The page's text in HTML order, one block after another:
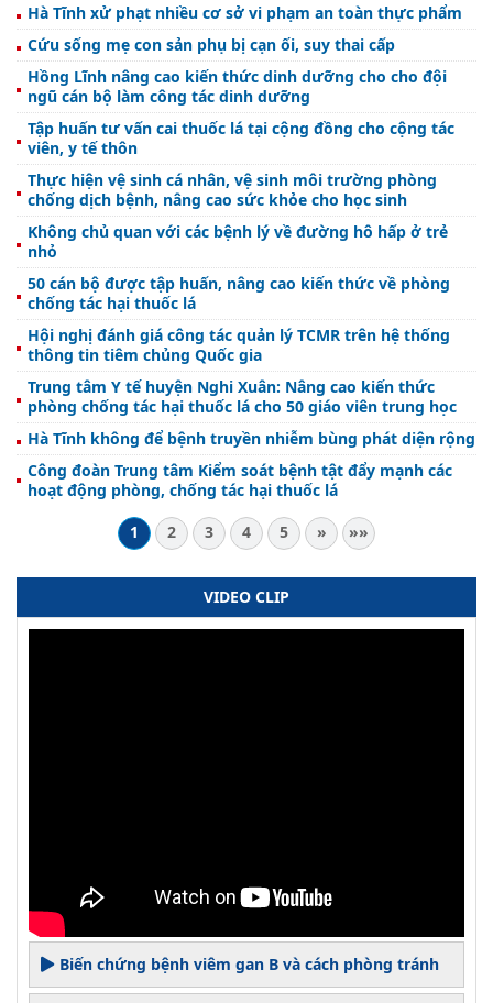
Hà Tĩnh xử phạt nhiều cơ sở vi phạm an toàn thực phẩm
Cứu sống mẹ con sản phụ bị cạn ối, suy thai cấp
Hồng Lĩnh nâng cao kiến thức dinh dưỡng cho cho đội
ngũ cán bộ làm công tác dinh dưỡng
Tập huấn tư vấn cai thuốc lá tại cộng đồng cho cộng tác
viên, y tế thôn
Thực hiện vệ sinh cá nhân, vệ sinh môi trường phòng
chống dịch bệnh, nâng cao sức khỏe cho học sinh
Không chủ quan với các bệnh lý về đường hô hấp ở trẻ
nhỏ
50 cán bộ được tập huấn, nâng cao kiến thức về phòng
chống tác hại thuốc lá
Hội nghị đánh giá công tác quản lý TCMR trên hệ thống
thông tin tiêm chủng Quốc gia
Trung tâm Y tế huyện Nghi Xuân: Nâng cao kiến thức
phòng chống tác hại thuốc lá cho 50 giáo viên trung học
Hà Tĩnh không để bệnh truyền nhiễm bùng phát diện rộng
Công đoàn Trung tâm Kiểm soát bệnh tật đẩy mạnh các
hoạt động phòng, chống tác hại thuốc lá
1
2 3 4 5 » »»
VIDEO CLIP
Biến chứng bệnh viêm gan B và cách phòng tránh